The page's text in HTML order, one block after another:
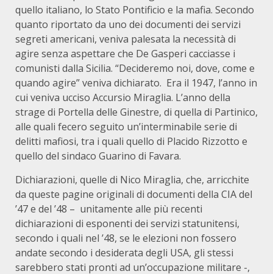
quello italiano, lo Stato Pontificio e la mafia. Secondo
quanto riportato da uno dei documenti dei servizi
segreti americani, veniva palesata la necessità di
agire senza aspettare che De Gasperi cacciasse i
comunisti dalla Sicilia. “Decideremo noi, dove, come e
quando agire” veniva dichiarato. Era il 1947, l’anno in
cui veniva ucciso Accursio Miraglia. L’anno della
strage di Portella delle Ginestre, di quella di Partinico,
alle quali fecero seguito un’interminabile serie di
delitti mafiosi, tra i quali quello di Placido Rizzotto e
quello del sindaco Guarino di Favara.
Dichiarazioni, quelle di Nico Miraglia, che, arricchite
da queste pagine originali di documenti della CIA del
’47 e del ’48 – unitamente alle più recenti
dichiarazioni di esponenti dei servizi statunitensi,
secondo i quali nel ’48, se le elezioni non fossero
andate secondo i desiderata degli USA, gli stessi
sarebbero stati pronti ad un’occupazione militare -,